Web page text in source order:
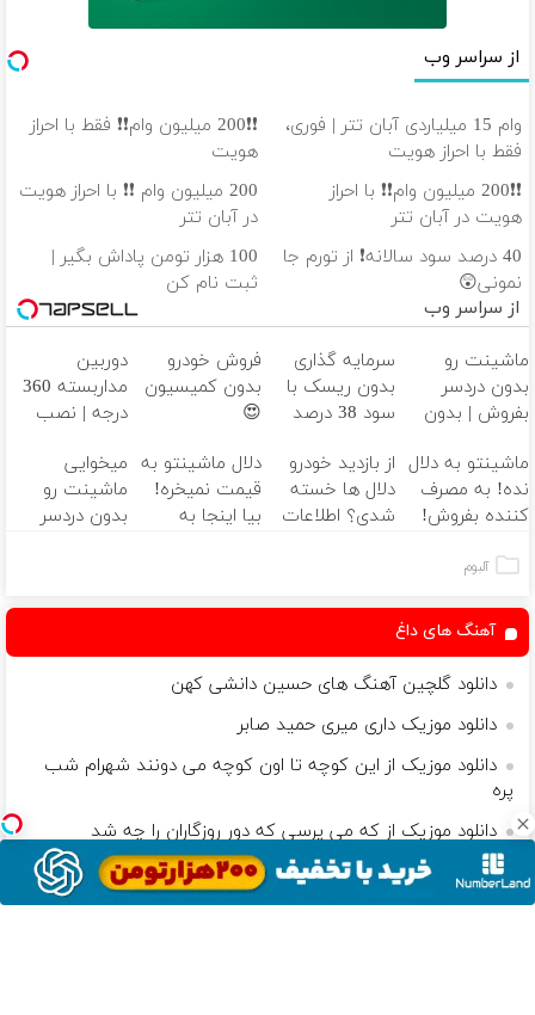
از سراسر وب
وام 15 میلیاردی آبان تتر | فوری،
فقط با احراز هویت
❗❗200 میلیون وام❗❗ فقط با احراز
هویت
❗❗200 میلیون وام❗❗ با احراز
هویت در آبان تتر
200 میلیون وام ❗❗ با احراز هویت
در آبان تتر
40 درصد سود سالانه❗ از تورم جا
نمونی😲
100 هزار تومن پاداش بگیر |
ثبت نام کن
از سراسر وب
ماشینت رو
بدون دردسر
بفروش | بدون
سرمایه گذاری
بدون ریسک با
سود 38 درصد
فروش خودرو
بدون کمیسیون
😍
دوربین
مداربسته 360
درجه | نصب
ماشینتو به دلال
نده! به مصرف
کننده بفروش!
یک تماس
از بازدید خودرو
دلال ها خسته
شدی؟ اطلاعات
دلال ماشینتو به
قیمت نمیخره!
بیا اینجا به
میخوایی
ماشینت رو
بدون دردسر
آلبوم
آهنگ های داغ
دانلود گلچین آهنگ های حسین دانشی کهن
دانلود موزیک داری میری حمید صابر
دانلود موزیک از این کوچه تا اون کوچه می دونند شهرام شب
پره
دانلود موزیک از که می پرسی که دور روزگاران را چه شد
دانلود موزیک تو میدونی زبون شاپرک ها رو